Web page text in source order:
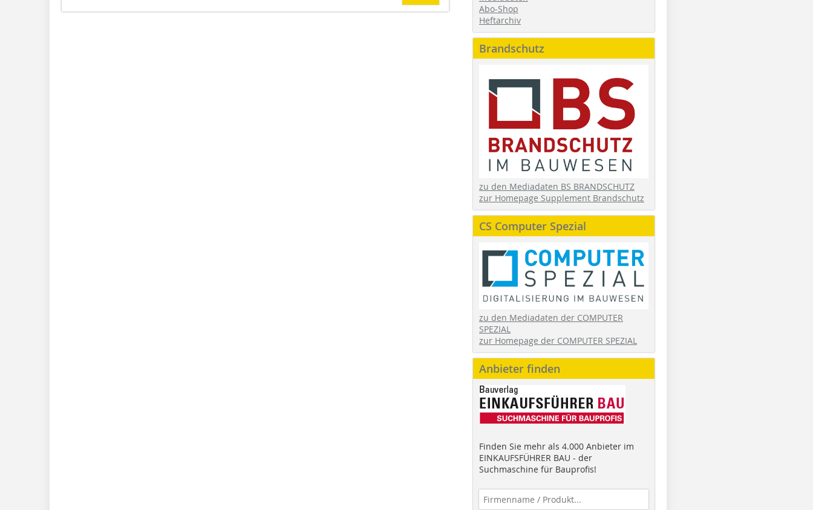
Abo-Shop
Heftarchiv
Brandschutz
zu den Mediadaten BS BRANDSCHUTZ
zur Homepage Supplement Brandschutz
CS Computer Spezial
zu den Mediadaten der COMPUTER
SPEZIAL
zur Homepage der COMPUTER SPEZIAL
Anbieter finden
Finden Sie mehr als 4.000 Anbieter im
EINKAUFSFÜHRER BAU - der
Suchmaschine für Bauprofis!